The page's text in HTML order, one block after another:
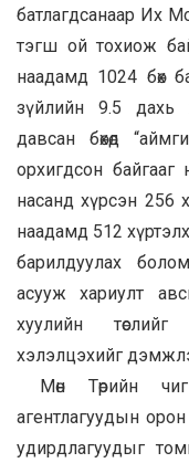
батлагдсанаар Их
тэгш ой тохиож
наадамд 1024 бөх
зүйлийн 9.5 дахь
давсан бөхөд
орхигдсон
насанд хүрсэн 256
наадамд 512
барилдуулах
асууж хариулт
хуулийн
хэлэлцэхийг
Мөн Төрийн
агентлагуудын
удирдлагуудыг